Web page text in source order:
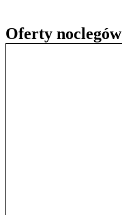
Oferty noclegów